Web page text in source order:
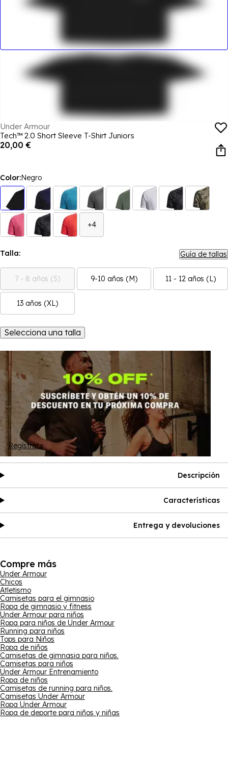
Under Armour
Tech™ 2.0 Short Sleeve T-Shirt Juniors
20,00 €
Color:Negro
+4
Talla: Guía de tallas
7 - 8 años (S) 9-10 años (M) 11 - 12 años (L)
13 años (XL)
Selecciona una talla
Regístrate
Descripción
Características
Entrega y devoluciones
Compre más
Under Armour
Chicos
Atletismo
Camisetas para el gimnasio
Ropa de gimnasio y fitness
Under Armour para niños
Ropa para niños de Under Armour
Running para niños
Tops para Niños
Ropa de niños
Camisetas de gimnasia para niños.
Camisetas para niños
Under Armour Entrenamiento
Ropa de niños
Camisetas de running para niños.
Camisetas Under Armour
Ropa Under Armour
Ropa de deporte para niños y niñas